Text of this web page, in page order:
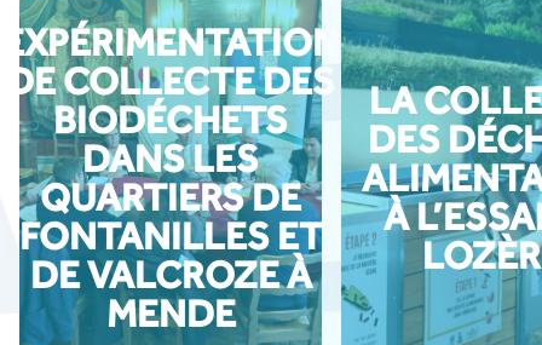
EXPÉRIMENTATION
DE COLLECTE DES
BIODÉCHETS
DANS LES
QUARTIERS DE
FONTANILLES ET
DE VALCROZE À
MENDE
LA
DES
À